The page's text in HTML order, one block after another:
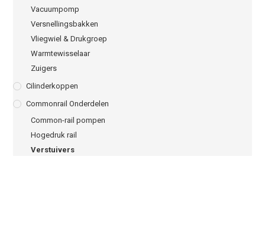
Vacuumpomp
Versnellingsbakken
Vliegwiel & Drukgroep
Warmtewisselaar
Zuigers
Cilinderkoppen
Commonrail Onderdelen
Common-rail pompen
Hogedruk rail
Verstuivers